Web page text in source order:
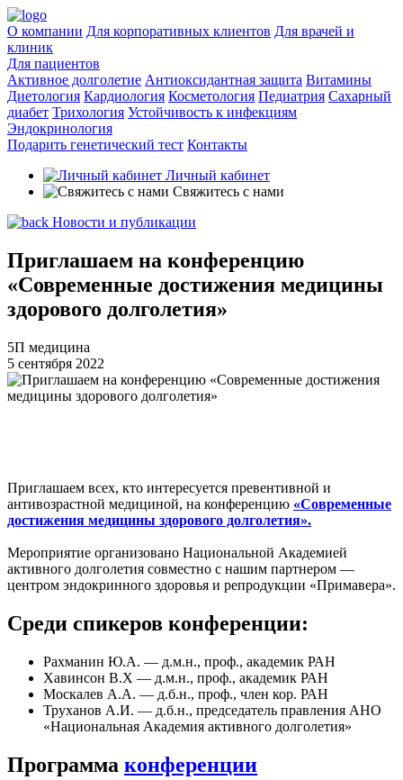
О компании Для корпоративных клиентов Для врачей и
клиник
Для пациентов
Активное долголетие Антиоксидантная защита Витамины
Диетология Кардиология Косметология Педиатрия Сахарный
диабет Трихология Устойчивость к инфекциям
Эндокринология
Подарить генетический тест Контакты
Личный кабинет
Свяжитесь с нами
Новости и публикации
Приглашаем на конференцию
«Современные достижения медицины
здорового долголетия»
5П медицина
5 сентября 2022
Приглашаем всех, кто интересуется превентивной и
антивозрастной медициной, на конференцию «Современные
достижения медицины здорового долголетия».
Мероприятие организовано Национальной Академией
активного долголетия совместно с нашим партнером —
центром эндокринного здоровья и репродукции «Примавера».
Среди спикеров конференции:
Рахманин Ю.А. — д.м.н., проф., академик РАН
Хавинсон В.Х — д.м.н., проф., академик РАН
Москалев А.А. — д.б.н., проф., член кор. РАН
Труханов А.И. — д.б.н., председатель правления АНО
«Национальная Академия активного долголетия»
Программа конференции